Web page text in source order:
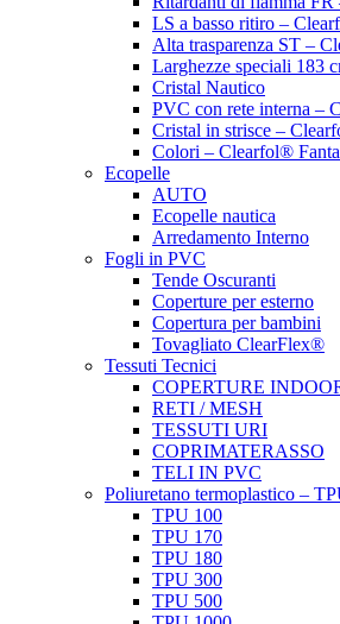
LS a basso ritiro –
Alta trasparenza ST –
Larghezze speciali 183
Cristal Nautico
PVC con rete interna –
Cristal in strisce –
Colori – Clearfol®
Ecopelle
AUTO
Ecopelle nautica
Arredamento Interno
Fogli in PVC
Tende Oscuranti
Coperture per esterno
Copertura per bambini
Tovagliato ClearFlex®
Tessuti Tecnici
COPERTURE
RETI / MESH
TESSUTI URI
COPRIMATERASSO
TELI IN PVC
Poliuretano termoplastico –
TPU 100
TPU 170
TPU 180
TPU 300
TPU 500